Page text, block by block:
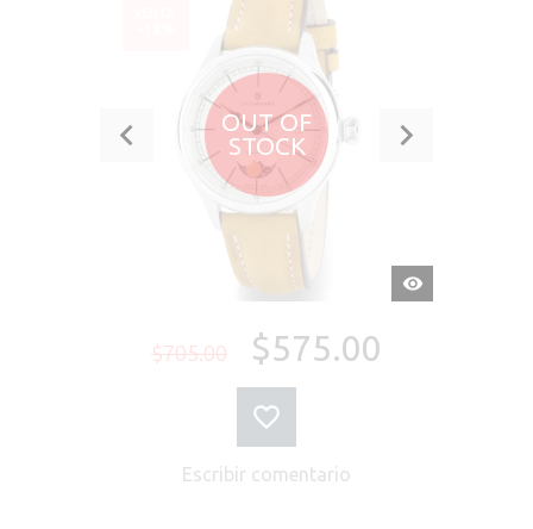
OUT OF
STOCK
VISTA
RÁPIDA
$705.00 $575.00
Escribir comentario